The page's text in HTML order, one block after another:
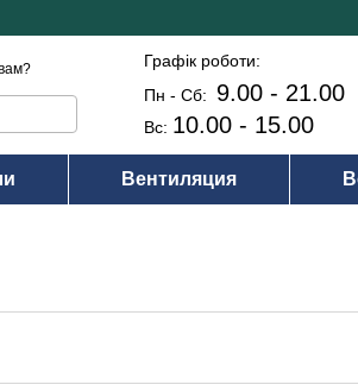
Графік роботи:
Пн - Сб: 9.00 - 21.00
Вс: 10.00 - 15.00
Вентиляция